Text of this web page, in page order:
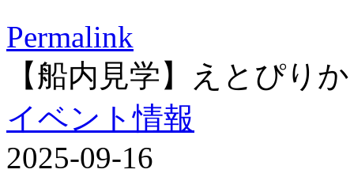
Permalink
【船内見学】えとぴりか
イベント情報
2025-09-16